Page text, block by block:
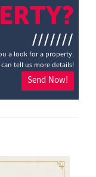
///////
a look for a property.
tell us more details!
Send Now!